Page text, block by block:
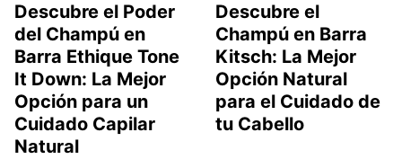
Descubre el Poder
del Champú en
Barra Ethique Tone
It Down: La Mejor
Opción para un
Cuidado Capilar
Natural
Descubre el
Champú en Barra
Kitsch: La Mejor
Opción Natural
para el Cuidado de
tu Cabello